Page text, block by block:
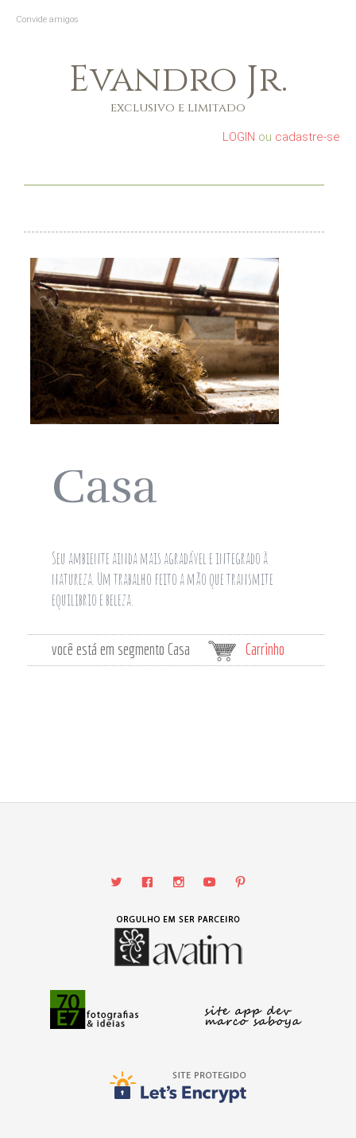
Convide amigos
Evandro Jr.
exclusivo e limitado
LOGIN ou cadastre-se
Casa
Seu ambiente ainda mais agradável e integrado à
natureza. Um trabalho feito a mão que transmite
equilibrio e beleza.
você está em segmento Casa Carrinho